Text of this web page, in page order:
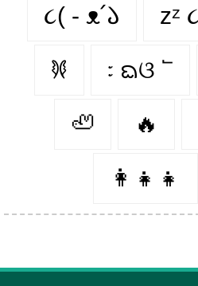
૮( - ᴥ՛𑁬
𐦍 ᭝ ᨳଓ ՟
🦥 🔥
👩‍👧‍👧